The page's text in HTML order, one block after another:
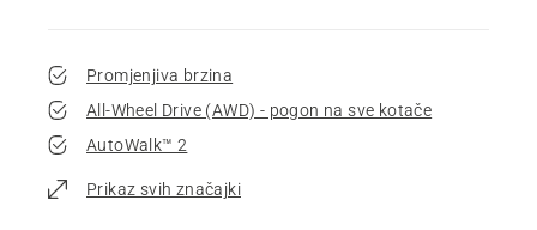
Promjenjiva brzina
All-Wheel Drive (AWD) - pogon na sve kotače
AutoWalk™ 2
Prikaz svih značajki